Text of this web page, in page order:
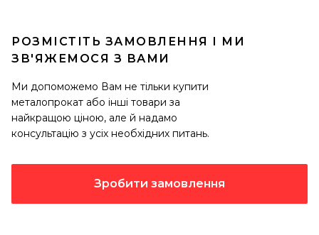
РОЗМІСТІТЬ ЗАМОВЛЕННЯ І МИ
ЗВ'ЯЖЕМОСЯ З ВАМИ
Ми допоможемо Вам не тільки купити
металопрокат або інші товари за
найкращою ціною, але й надамо
консультацію з усіх необхідних питань.
Зробити замовлення